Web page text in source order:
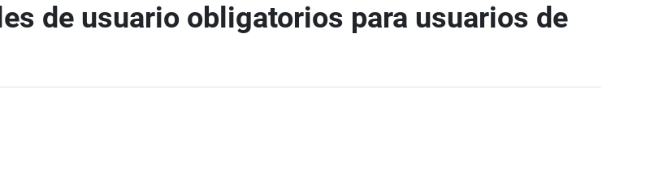
de usuario obligatorios para usuarios de